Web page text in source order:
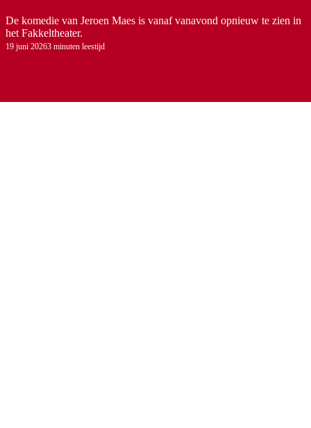
De komedie van Jeroen Maes is vanaf vanavond opnieuw te zien in
het Fakkeltheater.
19 juni 20263 minuten leestijd